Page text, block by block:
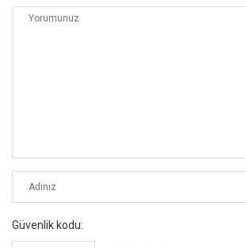
Güvenlik kodu: